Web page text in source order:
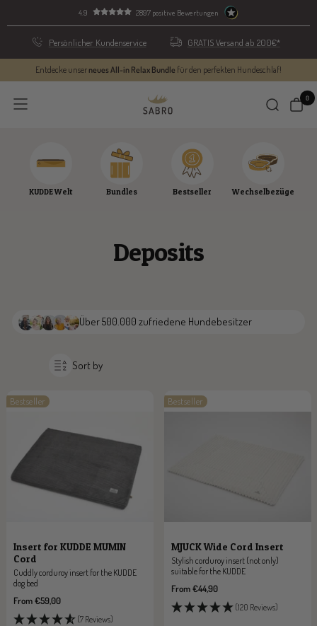
4.9 2897 positive Bewertungen
GRATIS Versand ab 200€*
Persönlicher Kundenservice
Entdecke unser neues All-in Relax Bundle für den perfekten Hundeschlaf!
Navigation
SABRO
GmbH
0
KUDDE Welt Bundles Bestseller Wechselbezüge
Deposits
Über 500.000 zufriedene Hundebesitzer
Sort by
Bestseller
Insert for KUDDE MUMIN
Cord
Cuddly corduroy insert for the KUDDE
dog bed
Sale
price
From €59,00
(7 Reviews)
Bestseller
MJUCK Wide Cord Insert
Stylish corduroy insert (not only)
suitable for the KUDDE
Sale
price
From €44,90
(120 Reviews)